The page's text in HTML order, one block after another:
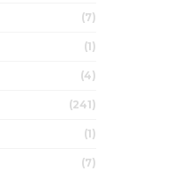
(7)
(1)
(4)
(241)
(1)
(7)